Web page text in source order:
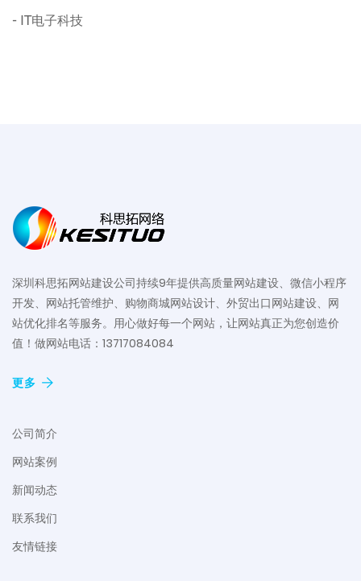
IT电子科技
深圳科思拓网站建设公司持续9年提供高质量网站建设、微信小程序
开发、网站托管维护、购物商城网站设计、外贸出口网站建设、网
站优化排名等服务。用心做好每一个网站，让网站真正为您创造价
值！做网站电话：13717084084
更多
公司简介
网站案例
新闻动态
联系我们
友情链接